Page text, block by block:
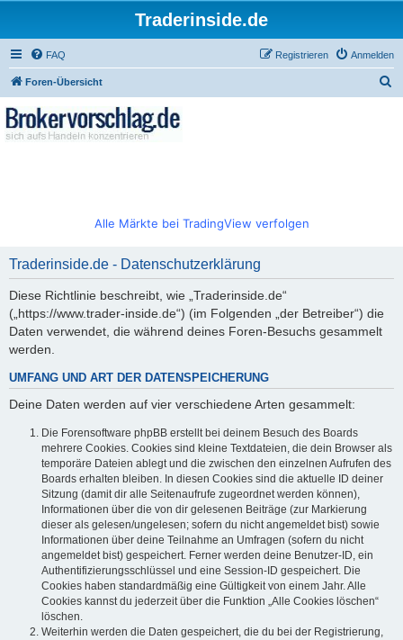
Traderinside.de
FAQ Anmelden
Registrieren
Foren-Übersicht
Alle Märkte bei TradingView verfolgen
Traderinside.de - Datenschutzerklärung
Diese Richtlinie beschreibt, wie „Traderinside.de“
(„https://www.trader-inside.de“) (im Folgenden „der Betreiber“) die
Daten verwendet, die während deines Foren-Besuchs gesammelt
werden.
UMFANG UND ART DER DATENSPEICHERUNG
Deine Daten werden auf vier verschiedene Arten gesammelt:
Die Forensoftware phpBB erstellt bei deinem Besuch des Boards
mehrere Cookies. Cookies sind kleine Textdateien, die dein Browser als
temporäre Dateien ablegt und die zwischen den einzelnen Aufrufen des
Boards erhalten bleiben. In diesen Cookies sind die aktuelle ID deiner
Sitzung (damit dir alle Seitenaufrufe zugeordnet werden können),
Informationen über die von dir gelesenen Beiträge (zur Markierung
dieser als gelesen/ungelesen; sofern du nicht angemeldet bist) sowie
Informationen über deine Teilnahme an Umfragen (sofern du nicht
angemeldet bist) gespeichert. Ferner werden deine Benutzer-ID, ein
Authentifizierungsschlüssel und eine Session-ID gespeichert. Die
Cookies haben standardmäßig eine Gültigkeit von einem Jahr. Alle
Cookies kannst du jederzeit über die Funktion „Alle Cookies löschen“
löschen.
Weiterhin werden die Daten gespeichert, die du bei der Registrierung,